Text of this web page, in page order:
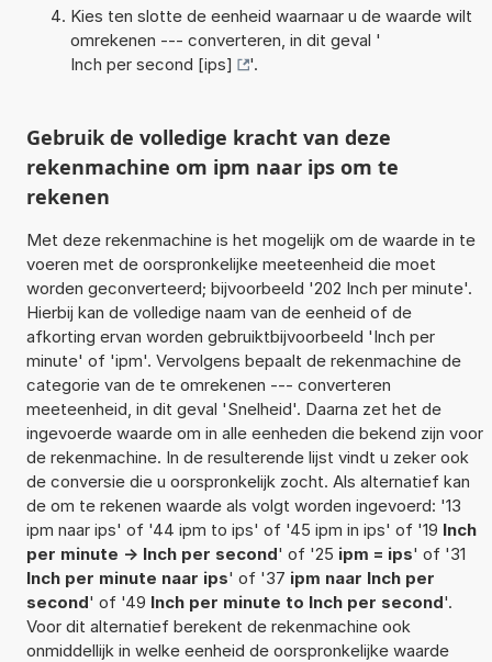
Kies ten slotte de eenheid waarnaar u de waarde wilt
omrekenen --- converteren, in dit geval '
Inch per second [ips]
'.
Gebruik de volledige kracht van deze
rekenmachine om ipm naar ips om te
rekenen
Met deze rekenmachine is het mogelijk om de waarde in te
voeren met de oorspronkelijke meeteenheid die moet
worden geconverteerd; bijvoorbeeld '202 Inch per minute'.
Hierbij kan de volledige naam van de eenheid of de
afkorting ervan worden gebruiktbijvoorbeeld 'Inch per
minute' of 'ipm'. Vervolgens bepaalt de rekenmachine de
categorie van de te omrekenen --- converteren
meeteenheid, in dit geval 'Snelheid'. Daarna zet het de
ingevoerde waarde om in alle eenheden die bekend zijn voor
de rekenmachine. In de resulterende lijst vindt u zeker ook
de conversie die u oorspronkelijk zocht. Als alternatief kan
de om te rekenen waarde als volgt worden ingevoerd: '13
ipm naar ips' of '44 ipm to ips' of '45 ipm in ips' of '19 Inch
per minute -> Inch per second' of '25 ipm = ips' of '31
Inch per minute naar ips' of '37 ipm naar Inch per
second' of '49 Inch per minute to Inch per second'.
Voor dit alternatief berekent de rekenmachine ook
onmiddellijk in welke eenheid de oorspronkelijke waarde